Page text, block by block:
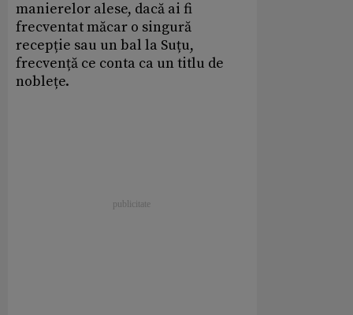
manierelor alese, dacă ai fi
frecventat măcar o singură
recepție sau un bal la Suțu,
frecvență ce conta ca un titlu de
noblețe.